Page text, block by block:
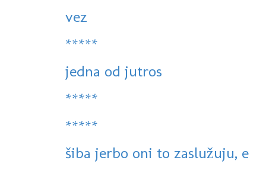
vez
*****
jedna od jutros
*****
*****
šiba jerbo oni to zaslužuju, e